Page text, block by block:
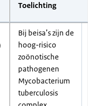
Toelichting
Bij beisa’s zijn de
hoog-risico
zoönotische
pathogenen
Mycobacterium
tuberculosis